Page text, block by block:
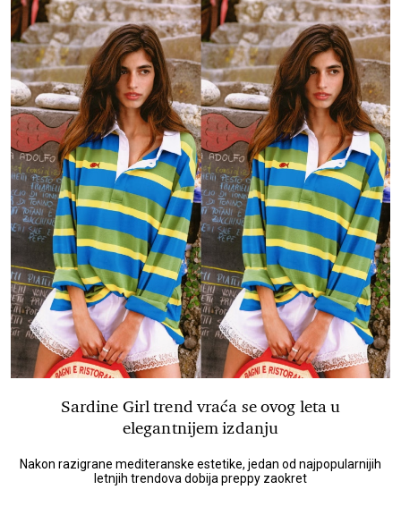
Sardine Girl trend vraća se ovog leta u
elegantnijem izdanju
Nakon razigrane mediteranske estetike, jedan od najpopularnijih
letnjih trendova dobija preppy zaokret